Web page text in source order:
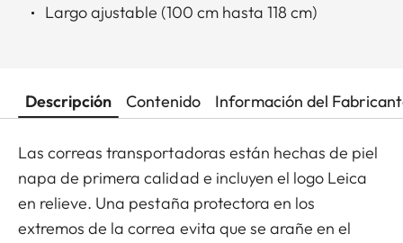
Largo ajustable (100 cm hasta 118 cm)
Descripción Contenido Información del
Las correas transportadoras están hechas de piel
napa de primera calidad e incluyen el logo Leica
en relieve. Una pestaña protectora en los
extremos de la correa evita que se arañe en el